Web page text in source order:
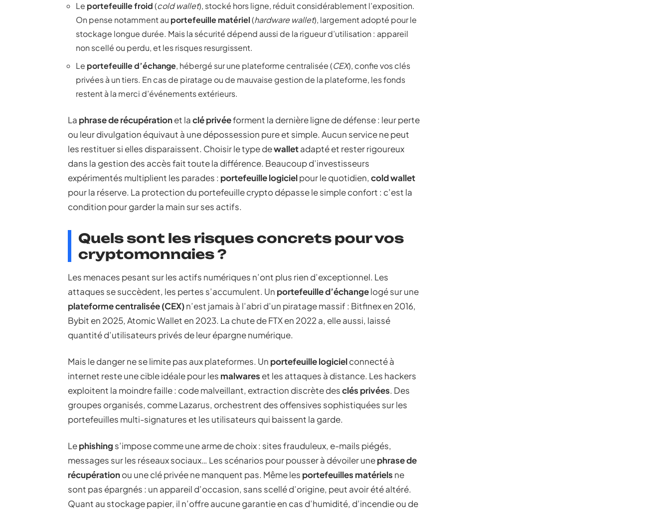
Le portefeuille froid(cold wallet), stocké hors ligne, réduit considérablement l’exposition.
On pense notamment au portefeuille matériel(hardware wallet), largement adopté pour le
stockage longue durée. Mais la sécurité dépend aussi de la rigueur d’utilisation : appareil
non scellé ou perdu, et les risques resurgissent.
Le portefeuille d’échange, hébergé sur une plateforme centralisée (CEX), confie vos clés
privées à un tiers. En cas de piratage ou de mauvaise gestion de la plateforme, les fonds
restent à la merci d’événements extérieurs.
La phrase de récupérationet laclé privéeforment la dernière ligne de défense : leur perte
ou leur divulgation équivaut à une dépossession pure et simple. Aucun service ne peut
les restituer si elles disparaissent. Choisir le type dewalletadapté et rester rigoureux
dans la gestion des accès fait toute la différence. Beaucoup d’investisseurs
expérimentés multiplient les parades : portefeuille logicielpour le quotidien, cold wallet
pour la réserve. La protection du portefeuille crypto dépasse le simple confort : c’est la
condition pour garder la main sur ses actifs.
Quels sont les risques concrets pour vos
cryptomonnaies ?
Les menaces pesant sur les actifs numériques n’ont plus rien d’exceptionnel. Les
attaques se succèdent, les pertes s’accumulent. Un portefeuille d’échangelogé sur une
plateforme centralisée (CEX)n’est jamais à l’abri d’un piratage massif : Bitfinex en 2016,
Bybit en 2025, Atomic Wallet en 2023. La chute de FTX en 2022 a, elle aussi, laissé
quantité d’utilisateurs privés de leur épargne numérique.
Mais le danger ne se limite pas aux plateformes. Un portefeuille logicielconnecté à
internet reste une cible idéale pour les malwares et les attaques à distance. Les hackers
exploitent la moindre faille : code malveillant, extraction discrète desclés privées. Des
groupes organisés, comme Lazarus, orchestrent des offensives sophistiquées sur les
portefeuilles multi-signatures et les utilisateurs qui baissent la garde.
Lephishing s’impose comme une arme de choix : sites frauduleux, e-mails piégés,
messages sur les réseaux sociaux… Les scénarios pour pousser à dévoiler unephrase de
récupérationou une clé privée ne manquent pas. Même les portefeuilles matériels ne
sont pas épargnés : un appareil d’occasion, sans scellé d’origine, peut avoir été altéré.
Quant au stockage papier, il n’offre aucune garantie en cas d’humidité, d’incendie ou de